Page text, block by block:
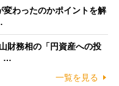
わったのかポイントを解
財務相の「円資産への投
…
一覧を見る